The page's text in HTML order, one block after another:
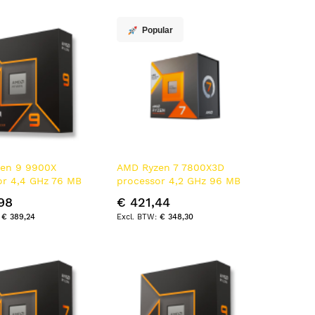
9 9900X
4,4 GHz 76 MB
€ 389,24
Popular
AMD Ryzen 7 7800X3D
processor 4,2 GHz 96 MB
€ 421,44
€ 348,30